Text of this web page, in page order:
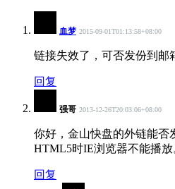
血梦 2015-09-01T01:13:58+08:00
链接失效了，可否发份到邮
回复
强哥 2013-12-26T20:03:06+08:00
你好，金山快盘的外链能否
HTML5时IE浏览器不能播放
回复